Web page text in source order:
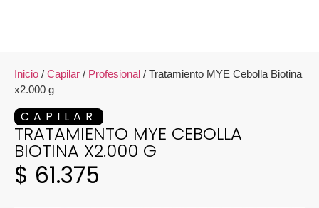
Inicio / Capilar / Profesional / Tratamiento MYE Cebolla Biotina
x2.000 g
CAPILAR
TRATAMIENTO MYE CEBOLLA
BIOTINA X2.000 G
$ 61.375